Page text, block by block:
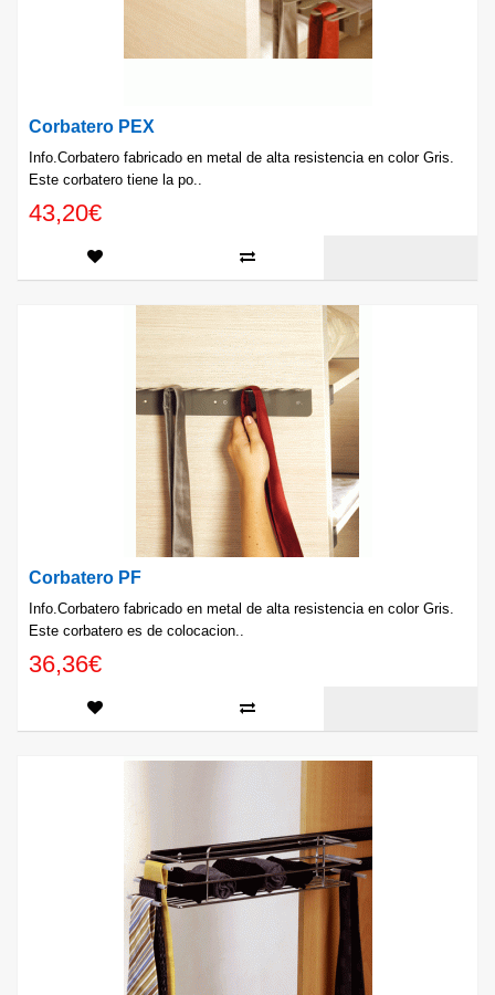
Corbatero PEX
Info.Corbatero fabricado en metal de alta resistencia en color Gris.
Este corbatero tiene la po..
43,20€
Corbatero PF
Info.Corbatero fabricado en metal de alta resistencia en color Gris.
Este corbatero es de colocacion..
36,36€